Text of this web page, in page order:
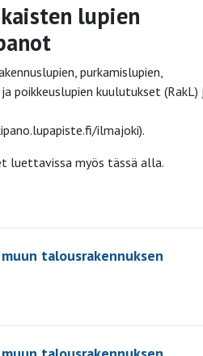
lupien
purkamislupien,
poikkeuslupien kuulutukset (RakL)
ilmajoki).
luettavissa myös tässä alla.
talousrakennuksen